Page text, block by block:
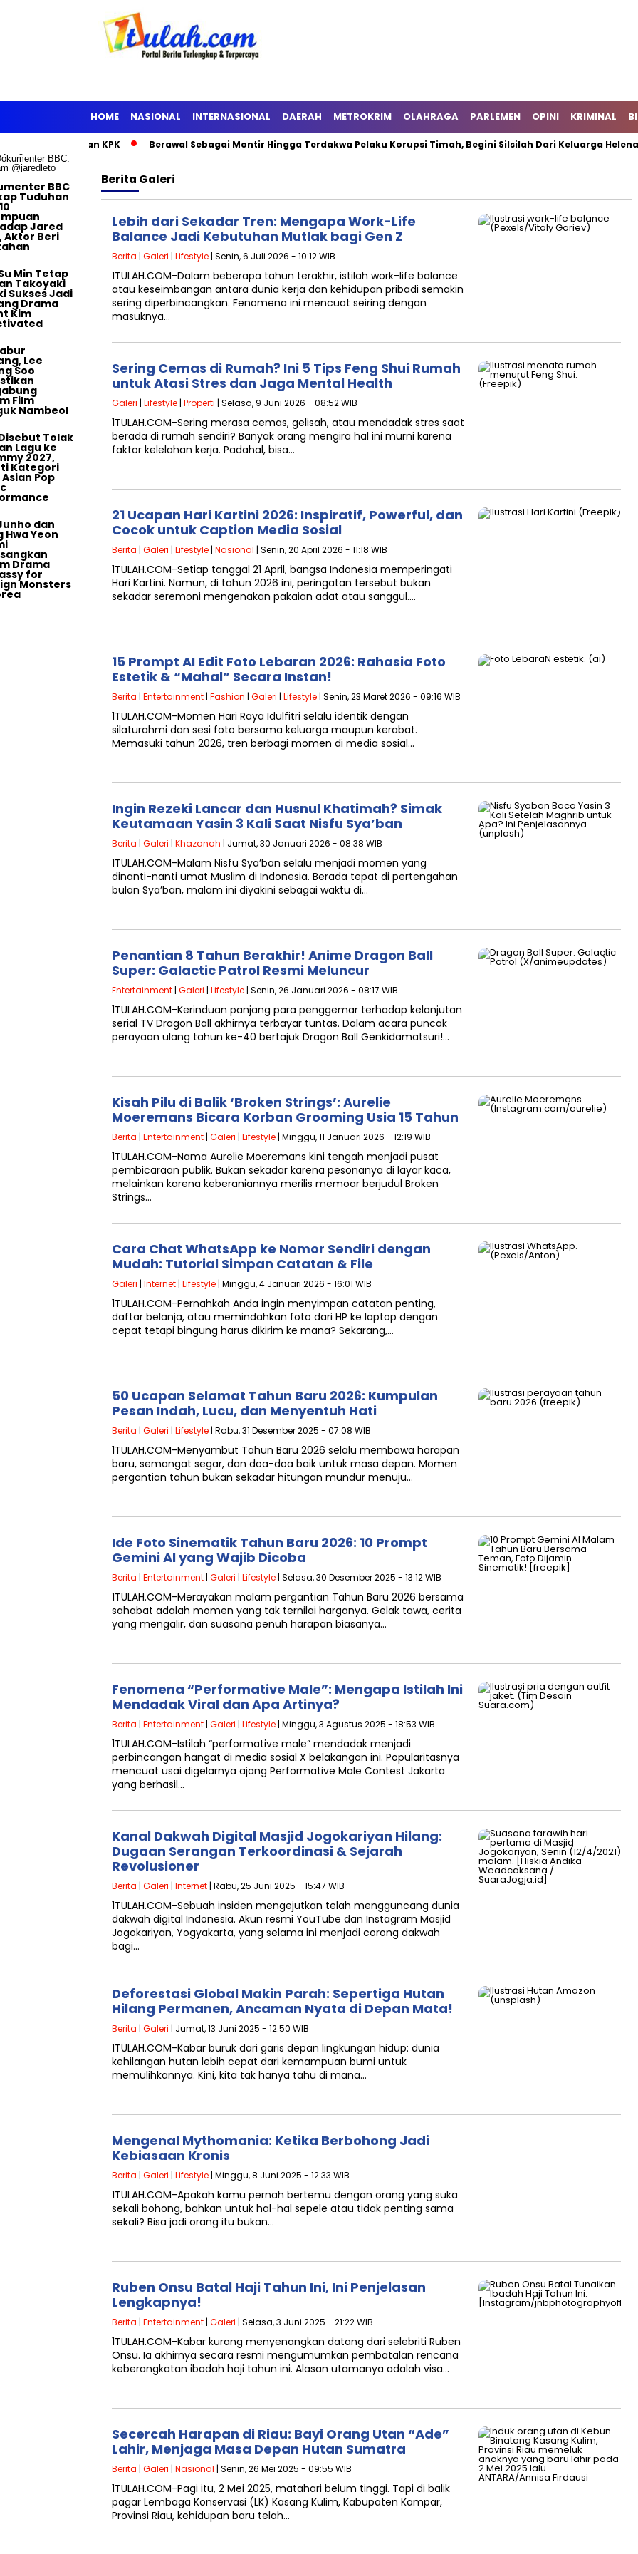
HOME NASIONAL INTERNASIONAL DAERAH METROKRIM OLAHRAGA PARLEMEN OPINI KRIMINAL
Berawal Sebagai Montir Hingga Terdakwa Pelaku Korupsi Timah, Begini Silsilah Dari Keluarga Helena Lim
BBC
Tuduhan
Jared
Aktor Beri
Min Tetap
Takoyaki
Sukses Jadi
Drama
Kim
Lee
Soo
Film
Nambeol
Tolak
Lagu ke
2027,
Kategori
Pop
dan
Hwa Yeon
Drama
for
Monsters
Berita Galeri
Lebih dari Sekadar Tren: Mengapa Work-Life
Balance Jadi Kebutuhan Mutlak bagi Gen Z
Berita | Galeri | Lifestyle | Senin, 6 Juli 2026 - 10:12 WIB
1TULAH.COM-Dalam beberapa tahun terakhir, istilah work-life balance
atau keseimbangan antara dunia kerja dan kehidupan pribadi semakin
sering diperbincangkan. Fenomena ini mencuat seiring dengan
masuknya…
Sering Cemas di Rumah? Ini 5 Tips Feng Shui Rumah
untuk Atasi Stres dan Jaga Mental Health
Galeri | Lifestyle | Properti | Selasa, 9 Juni 2026 - 08:52 WIB
1TULAH.COM-Sering merasa cemas, gelisah, atau mendadak stres saat
berada di rumah sendiri? Banyak orang mengira hal ini murni karena
faktor kelelahan kerja. Padahal, bisa…
21 Ucapan Hari Kartini 2026: Inspiratif, Powerful, dan
Cocok untuk Caption Media Sosial
Berita | Galeri | Lifestyle | Nasional | Senin, 20 April 2026 - 11:18 WIB
1TULAH.COM-Setiap tanggal 21 April, bangsa Indonesia memperingati
Hari Kartini. Namun, di tahun 2026 ini, peringatan tersebut bukan
sekadar seremoni mengenakan pakaian adat atau sanggul….
15 Prompt AI Edit Foto Lebaran 2026: Rahasia Foto
Estetik & “Mahal” Secara Instan!
Berita | Entertainment | Fashion | Galeri | Lifestyle | Senin, 23 Maret 2026 - 09:16 WIB
1TULAH.COM-Momen Hari Raya Idulfitri selalu identik dengan
silaturahmi dan sesi foto bersama keluarga maupun kerabat.
Memasuki tahun 2026, tren berbagi momen di media sosial…
Ingin Rezeki Lancar dan Husnul Khatimah? Simak
Keutamaan Yasin 3 Kali Saat Nisfu Sya’ban
Berita | Galeri | Khazanah | Jumat, 30 Januari 2026 - 08:38 WIB
1TULAH.COM-Malam Nisfu Sya’ban selalu menjadi momen yang
dinanti-nanti umat Muslim di Indonesia. Berada tepat di pertengahan
bulan Sya’ban, malam ini diyakini sebagai waktu di…
Penantian 8 Tahun Berakhir! Anime Dragon Ball
Super: Galactic Patrol Resmi Meluncur
Entertainment | Galeri | Lifestyle | Senin, 26 Januari 2026 - 08:17 WIB
1TULAH.COM-Kerinduan panjang para penggemar terhadap kelanjutan
serial TV Dragon Ball akhirnya terbayar tuntas. Dalam acara puncak
perayaan ulang tahun ke-40 bertajuk Dragon Ball Genkidamatsuri!…
Kisah Pilu di Balik ‘Broken Strings’: Aurelie
Moeremans Bicara Korban Grooming Usia 15 Tahun
Berita | Entertainment | Galeri | Lifestyle | Minggu, 11 Januari 2026 - 12:19 WIB
1TULAH.COM-Nama Aurelie Moeremans kini tengah menjadi pusat
pembicaraan publik. Bukan sekadar karena pesonanya di layar kaca,
melainkan karena keberaniannya merilis memoar berjudul Broken
Strings…
Cara Chat WhatsApp ke Nomor Sendiri dengan
Mudah: Tutorial Simpan Catatan & File
Galeri | Internet | Lifestyle | Minggu, 4 Januari 2026 - 16:01 WIB
1TULAH.COM-Pernahkah Anda ingin menyimpan catatan penting,
daftar belanja, atau memindahkan foto dari HP ke laptop dengan
cepat tetapi bingung harus dikirim ke mana? Sekarang,…
50 Ucapan Selamat Tahun Baru 2026: Kumpulan
Pesan Indah, Lucu, dan Menyentuh Hati
Berita | Galeri | Lifestyle | Rabu, 31 Desember 2025 - 07:08 WIB
1TULAH.COM-Menyambut Tahun Baru 2026 selalu membawa harapan
baru, semangat segar, dan doa-doa baik untuk masa depan. Momen
pergantian tahun bukan sekadar hitungan mundur menuju…
Ide Foto Sinematik Tahun Baru 2026: 10 Prompt
Gemini AI yang Wajib Dicoba
Berita | Entertainment | Galeri | Lifestyle | Selasa, 30 Desember 2025 - 13:12 WIB
1TULAH.COM-Merayakan malam pergantian Tahun Baru 2026 bersama
sahabat adalah momen yang tak ternilai harganya. Gelak tawa, cerita
yang mengalir, dan suasana penuh harapan biasanya…
Fenomena “Performative Male”: Mengapa Istilah Ini
Mendadak Viral dan Apa Artinya?
Berita | Entertainment | Galeri | Lifestyle | Minggu, 3 Agustus 2025 - 18:53 WIB
1TULAH.COM-Istilah “performative male” mendadak menjadi
perbincangan hangat di media sosial X belakangan ini. Popularitasnya
mencuat usai digelarnya ajang Performative Male Contest Jakarta
yang berhasil…
Kanal Dakwah Digital Masjid Jogokariyan Hilang:
Dugaan Serangan Terkoordinasi & Sejarah
Revolusioner
Berita | Galeri | Internet | Rabu, 25 Juni 2025 - 15:47 WIB
1TULAH.COM-Sebuah insiden mengejutkan telah mengguncang dunia
dakwah digital Indonesia. Akun resmi YouTube dan Instagram Masjid
Jogokariyan, Yogyakarta, yang selama ini menjadi corong dakwah
bagi…
Deforestasi Global Makin Parah: Sepertiga Hutan
Hilang Permanen, Ancaman Nyata di Depan Mata!
Berita | Galeri | Jumat, 13 Juni 2025 - 12:50 WIB
1TULAH.COM-Kabar buruk dari garis depan lingkungan hidup: dunia
kehilangan hutan lebih cepat dari kemampuan bumi untuk
memulihkannya. Kini, kita tak hanya tahu di mana…
Mengenal Mythomania: Ketika Berbohong Jadi
Kebiasaan Kronis
Berita | Galeri | Lifestyle | Minggu, 8 Juni 2025 - 12:33 WIB
1TULAH.COM-Apakah kamu pernah bertemu dengan orang yang suka
sekali bohong, bahkan untuk hal-hal sepele atau tidak penting sama
sekali? Bisa jadi orang itu bukan…
Ruben Onsu Batal Haji Tahun Ini, Ini Penjelasan
Lengkapnya!
Berita | Entertainment | Galeri | Selasa, 3 Juni 2025 - 21:22 WIB
1TULAH.COM-Kabar kurang menyenangkan datang dari selebriti Ruben
Onsu. Ia akhirnya secara resmi mengumumkan pembatalan rencana
keberangkatan ibadah haji tahun ini. Alasan utamanya adalah visa…
Secercah Harapan di Riau: Bayi Orang Utan “Ade”
Lahir, Menjaga Masa Depan Hutan Sumatra
Berita | Galeri | Nasional | Senin, 26 Mei 2025 - 09:55 WIB
1TULAH.COM-Pagi itu, 2 Mei 2025, matahari belum tinggi. Tapi di balik
pagar Lembaga Konservasi (LK) Kasang Kulim, Kabupaten Kampar,
Provinsi Riau, kehidupan baru telah…